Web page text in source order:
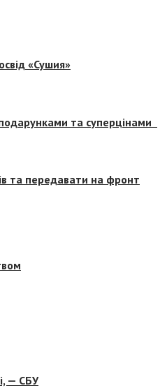
«Сушия»
та суперцінами
та передавати на фронт
— СБУ